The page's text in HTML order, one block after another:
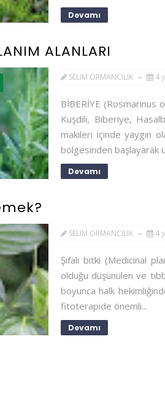
Devamı
ALANLARI
SELIM ORMANCILIK 4
BİBERİYE (Rosmarinus
Kuşdili, Biberiye,
makileri içinde yaygın
bölgesinden başlayarak
Devamı
SELIM ORMANCILIK 4
Şifalı bitki (Medicinal
olduğu düşünülen ve
boyunca halk
fitoterapide önemli...
Devamı